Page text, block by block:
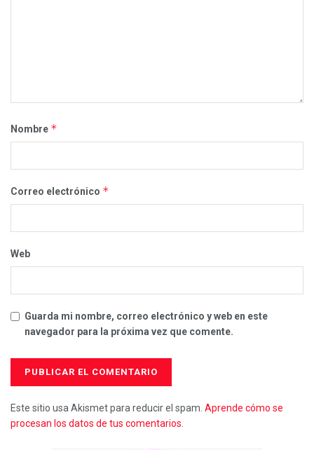
Nombre *
Correo electrónico *
Web
Guarda mi nombre, correo electrónico y web en este
navegador para la próxima vez que comente.
Este sitio usa Akismet para reducir el spam. Aprende cómo se
procesan los datos de tus comentarios.